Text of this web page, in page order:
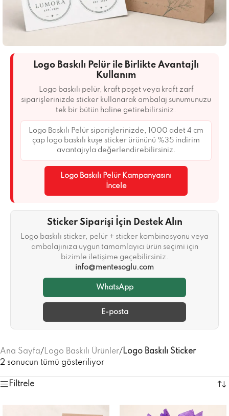
Logo Baskılı Pelür ile Birlikte Avantajlı
Kullanım
Logo baskılı pelür, kraft poşet veya kraft zarf
siparişlerinizde sticker kullanarak ambalaj sunumunuzu
tek bir bütün haline getirebilirsiniz.
Logo Baskılı Pelür siparişlerinizde, 1000 adet 4 cm
çap logo baskılı kuşe sticker ürününü %35 indirim
avantajıyla değerlendirebilirsiniz.
Logo Baskılı Pelür Kampanyasını
İncele
Sticker Siparişi İçin Destek Alın
Logo baskılı sticker, pelür + sticker kombinasyonu veya
ambalajınıza uygun tamamlayıcı ürün seçimi için
bizimle iletişime geçebilirsiniz.
info@mentesoglu.com
WhatsApp
E-posta
Ana Sayfa/ Logo Baskılı Ürünler/ Logo Baskılı Sticker
2 sonucun tümü gösteriliyor
Filtrele